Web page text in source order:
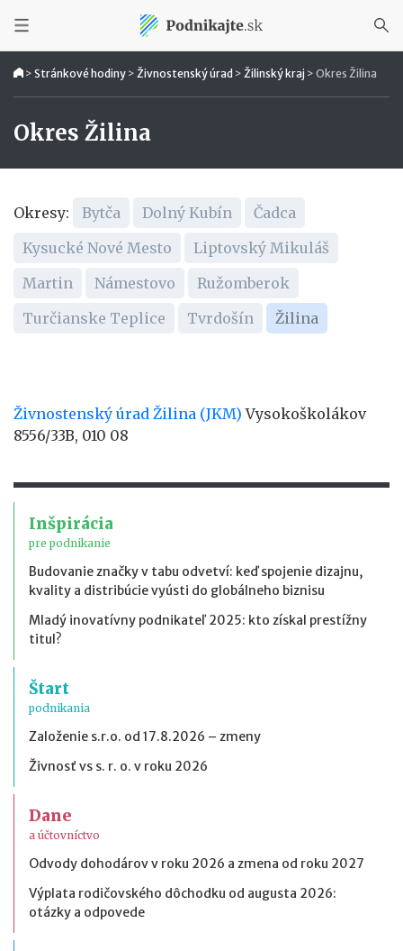
> Stránkové hodiny > Živnostenský úrad > Žilinský kraj > Okres Žilina
Okres Žilina
Okresy: Bytča Dolný Kubín
Čadca
Kysucké Nové Mesto
Liptovský Mikuláš
Martin
Námestovo
Ružomberok
Turčianske Teplice
Tvrdošín Žilina
Živnostenský úrad Žilina (JKM) Vysokoškolákov
8556/33B, 010 08
Inšpirácia
pre podnikanie
Budovanie značky v tabu odvetví: keď spojenie dizajnu,
kvality a distribúcie vyústi do globálneho biznisu
Mladý inovatívny podnikateľ 2025: kto získal prestížny
titul?
Štart
podnikania
Založenie s.r.o. od 17.8.2026 – zmeny
Živnosť vs s. r. o. v roku 2026
Dane
a účtovníctvo
Odvody dohodárov v roku 2026 a zmena od roku 2027
Výplata rodičovského dôchodku od augusta 2026:
otázky a odpovede